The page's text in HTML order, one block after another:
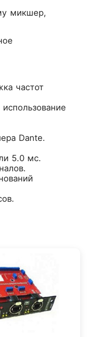
микшер,
частот
Dante.
5.0 мс.